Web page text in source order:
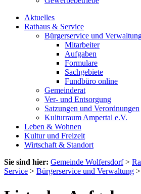
Aktuelles
Rathaus & Service
Bürgerservice und
Mitarbeiter
Aufgaben
Formulare
Sachgebiete
Fundbüro online
Gemeinderat
Ver- und Entsorgung
Satzungen und Verordnungen
Kulturraum Ampertal e.V.
Leben & Wohnen
Kultur und Freizeit
Wirtschaft & Standort
Sie sind hier: Gemeinde Wolfersdorf>
Service > Bürgerservice und Verwaltung >